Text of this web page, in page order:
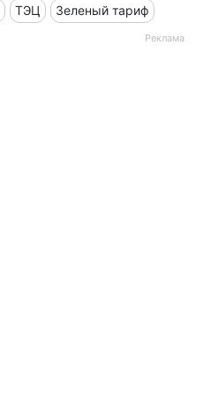
ТЭЦ Зеленый тариф